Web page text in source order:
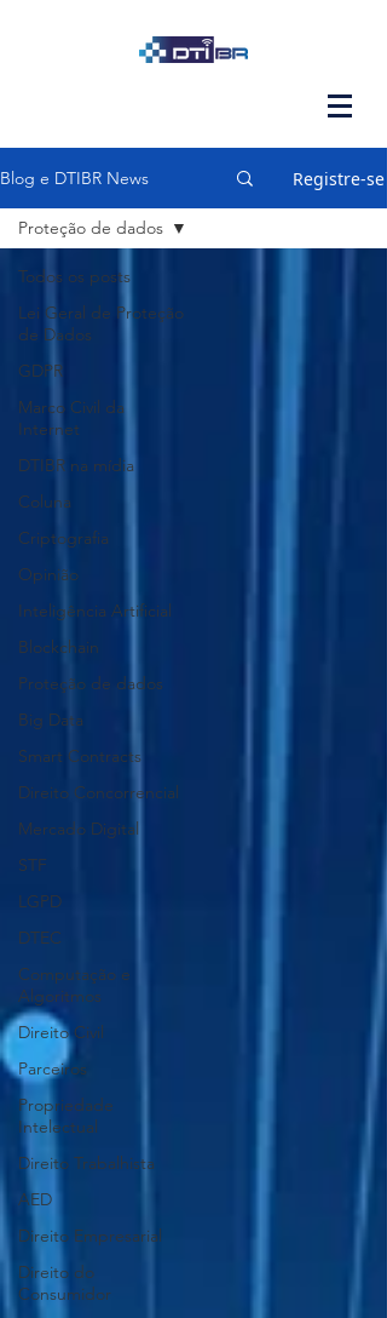
Blog e DTIBR News Registre-se
Todos os posts
Lei Geral de Proteção
de Dados
GDPR
Marco Civil da
Internet
DTIBR na mídia
Coluna
Criptografia
Opinião
Inteligência Artificial
Blockchain
Proteção de dados
Big Data
Smart Contracts
Direito Concorrencial
Mercado Digital
STF
LGPD
DTEC
Computação e
Algoritmos
Direito Civil
Parceiros
Propriedade
Intelectual
Direito Trabalhista
AED
Direito Empresarial
Direito do
Consumidor
Proteção de dados